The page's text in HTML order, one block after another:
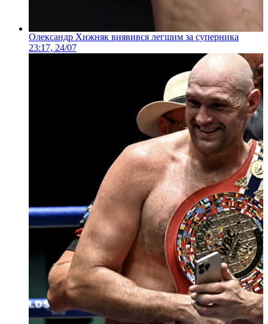
Олександр Хижняк виявився легшим за суперника
23:17, 24/07